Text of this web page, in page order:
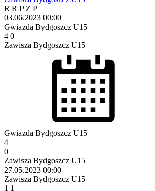
R R PZ P
03.06.2023 00:00
Gwiazda Bydgoszcz U15
4 0
Zawisza Bydgoszcz U15
Gwiazda Bydgoszcz U15
4
0
Zawisza Bydgoszcz U15
27.05.2023 00:00
Zawisza Bydgoszcz U15
1 1